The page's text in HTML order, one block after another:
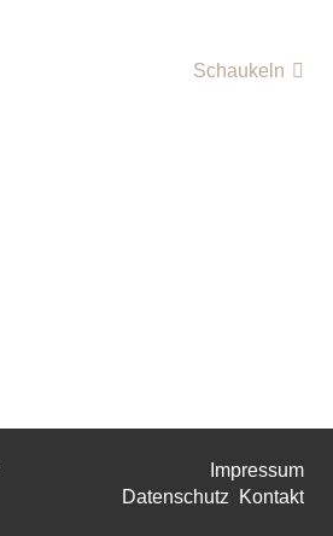
Schaukeln
Impressum
Datenschutz
Kontakt